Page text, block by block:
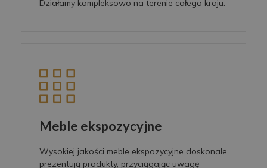
Działamy kompleksowo na terenie całego kraju.
Meble ekspozycyjne
Wysokiej jakości meble ekspozycyjne doskonale
prezentują produkty, przyciągając uwagę